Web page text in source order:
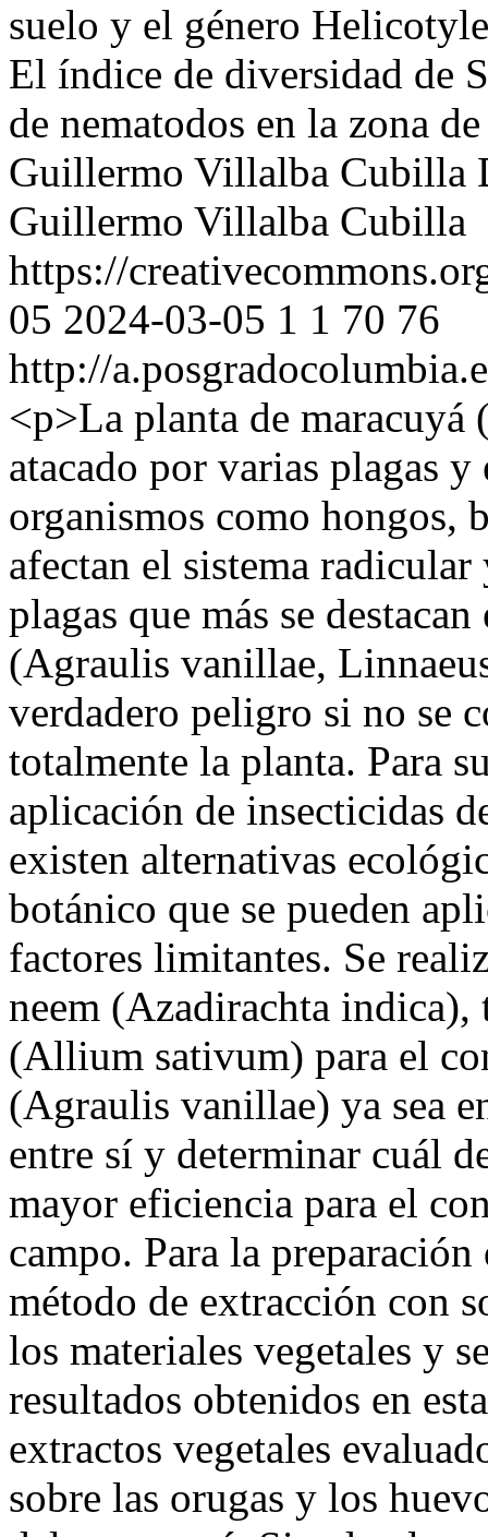
suelo y el género
El índice de diversidad de
de nematodos en la zona
Guillermo Villalba Cubilla
Guillermo Villalba Cubilla
https://
05 2024-03-05 1 1 70 76
http://
<p>La planta de maracuyá
atacado por varias plagas y
organismos como hongos,
afectan el sistema radicular
plagas que más se
(Agraulis vanillae,
verdadero peligro si no se
totalmente la planta. Para
aplicación de insecticidas
existen alternativas
botánico que se pueden
factores limitantes. Se
neem (Azadirachta
(Allium sativum) para el
(Agraulis vanillae) ya sea
entre sí y determinar cuál
mayor eficiencia para el
campo. Para la
método de extracción con
los materiales vegetales y
resultados obtenidos en
extractos vegetales
sobre las orugas y los